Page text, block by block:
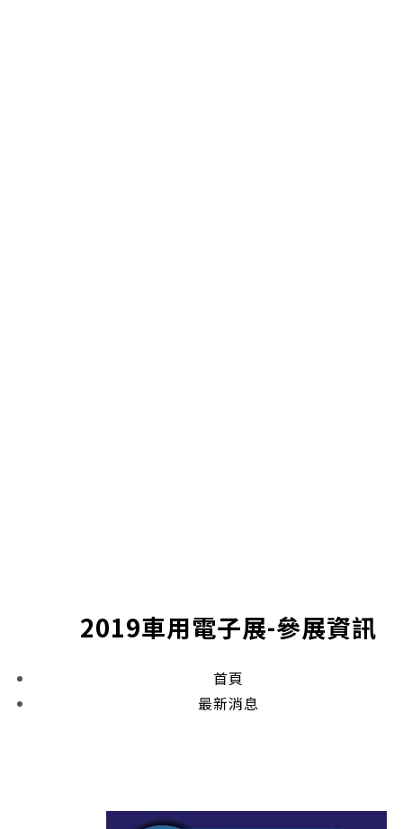
2019車用電子展-參展資訊
首頁
最新消息